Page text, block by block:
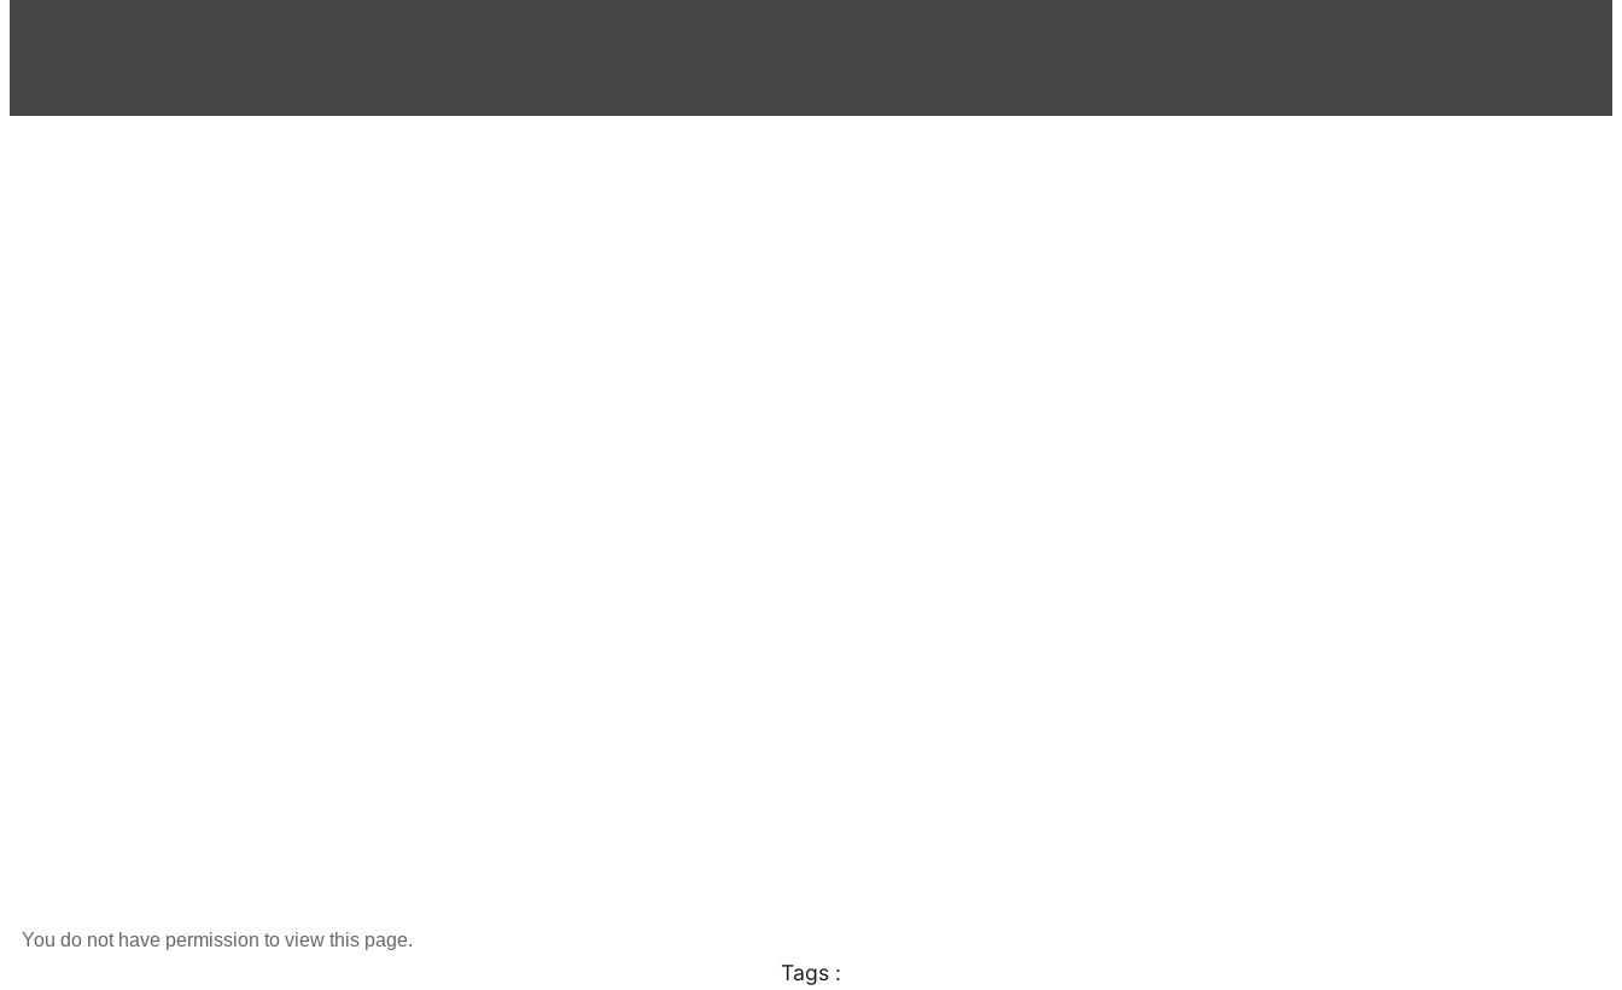
You do not have permission to view this page.
Tags :